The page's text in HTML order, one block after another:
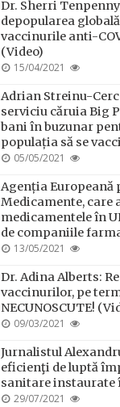
Dr. Sherri
depopularea
vaccinurile anti-
(Video)
POSTED
15/04/2021
Adrian Streinu-
serviciu căruia Big
bani în buzunar
populația să se
POSTED
05/05/2021
Agenția Europeană
Medicamente, care
medicamentele în
de companiile
POSTED
13/05/2021
Dr. Adina Alberts:
vaccinurilor, pe
NECUNOSCUTE!
POSTED
09/03/2021
Jurnalistul
eficienţi de luptă
sanitare instaurate
POSTED
29/07/2021